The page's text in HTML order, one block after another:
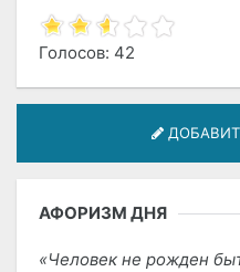
Голосов: 42
АФОРИЗМ ДНЯ
Человек не рожден